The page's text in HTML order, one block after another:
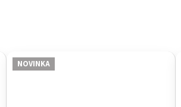
NOVINKA